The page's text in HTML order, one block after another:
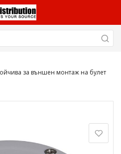
за външен монтаж на булет